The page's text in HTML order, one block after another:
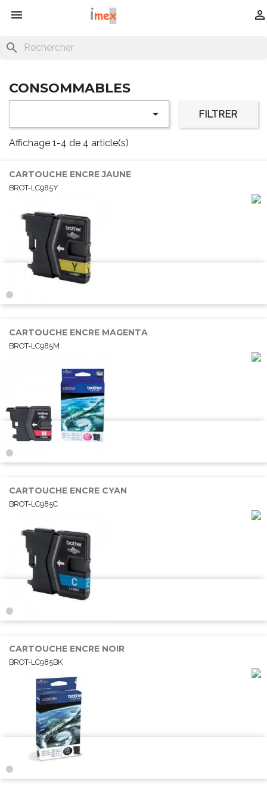
 
search
CONSOMMABLES
 FILTRER
Affichage 1-4 de 4 article(s)
CARTOUCHE ENCRE JAUNE
BROT-LC985Y
CARTOUCHE ENCRE MAGENTA
BROT-LC985M
CARTOUCHE ENCRE CYAN
BROT-LC985C
CARTOUCHE ENCRE NOIR
BROT-LC985BK